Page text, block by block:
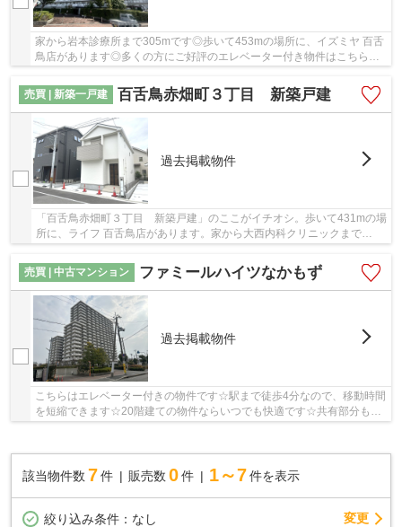
家から岩本診療所まで305mです◎歩いて453mの場所に、イズミヤ 百舌
鳥店があります◎多くの方にご好評のエレベーター付き物件はこちらで
売買 | 新築一戸建
百舌鳥赤畑町３丁目 新築戸建
過去掲載物件
「百舌鳥赤畑町３丁目 新築戸建」のここがイチオシ。歩いて431mの場
所に、ライフ 百舌鳥店があります。家から大西内科クリニックまで
売買 | 中古マンション
ファミールハイツなかもず
過去掲載物件
こちらはエレベーター付きの物件です☆駅まで徒歩4分なので、移動時間
を短縮できます☆20階建ての物件ならいつでも快適です☆共有部分も清
該当物件数 7件 販売数 0 件 1～7 件を表示
絞り込み条件： なし 変更